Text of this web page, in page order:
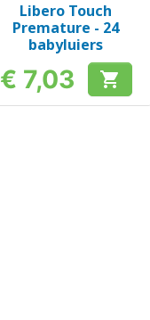
 Snel bekijken
Libero Touch
Premature - 24
babyluiers
Prijs
€ 7,03 